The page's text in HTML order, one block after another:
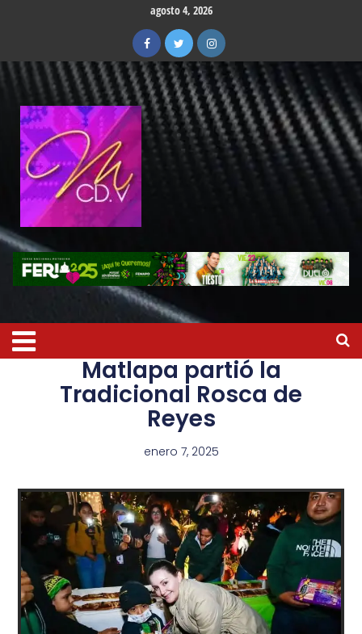
agosto 4, 2026
Matlapa partió la
Tradicional Rosca de
Reyes
enero 7, 2025